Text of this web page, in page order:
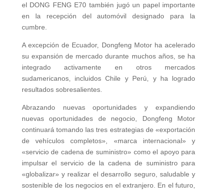
el DONG FENG E70 también jugó un papel importante
en la recepción del automóvil designado para la
cumbre.
A excepción de Ecuador, Dongfeng Motor ha acelerado
su expansión de mercado durante muchos años, se ha
integrado activamente en otros mercados
sudamericanos, incluidos Chile y Perú, y ha logrado
resultados sobresalientes.
Abrazando nuevas oportunidades y expandiendo
nuevas oportunidades de negocio, Dongfeng Motor
continuará tomando las tres estrategias de «exportación
de vehículos completos», «marca internacional» y
«servicio de cadena de suministro» como el apoyo para
impulsar el servicio de la cadena de suministro para
«globalizar» y realizar el desarrollo seguro, saludable y
sostenible de los negocios en el extranjero. En el futuro,